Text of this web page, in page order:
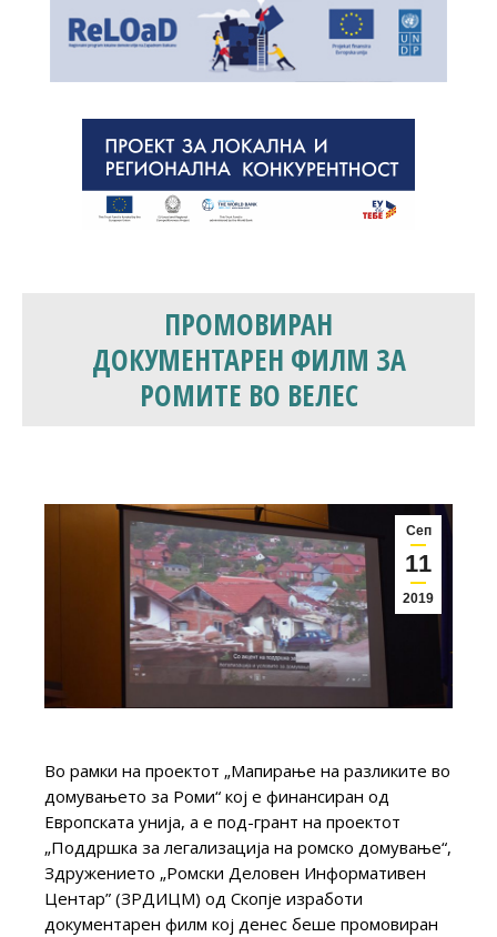
ПРОМОВИРАН
ДОКУМЕНТАРЕН ФИЛМ ЗА
РОМИТЕ ВО ВЕЛЕС
Сеп
11
2019
Во рамки на проектот „Мапирање на разликите во
домувањето за Роми“ кој е финансиран од
Европската унија, а е под-грант на проектот
„Поддршка за легализација на ромско домување“,
Здружението „Ромски Деловен Информативен
Центар” (ЗРДИЦМ) од Скопје изработи
документарен филм кој денес беше промовиран